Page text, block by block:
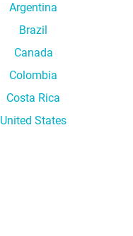
Argentina
Brazil
Canada
Colombia
Costa Rica
United States